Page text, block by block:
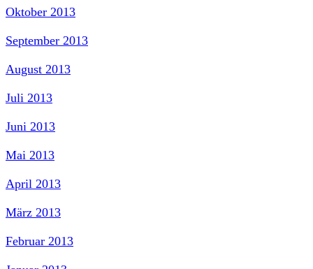
Oktober 2013
September 2013
August 2013
Juli 2013
Juni 2013
Mai 2013
April 2013
März 2013
Februar 2013